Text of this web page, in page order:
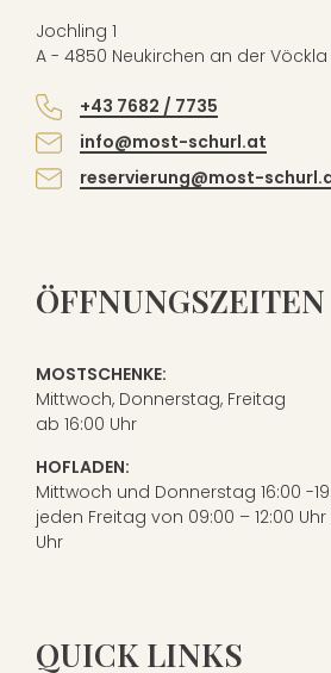
Räumlichkeiten
Jochling 1
A - 4850 Neukirchen an der Vöckla
+43 7682 / 7735
info@most-schurl.at
reservierung@most-
ÖFFNUNGSZEITEN
MOSTSCHENKE:
Mittwoch, Donnerstag, Freitag
ab 16:00 Uhr
HOFLADEN:
Mittwoch und Donnerstag 16:00 -
jeden Freitag von 09:00 – 12:00 Uhr
Uhr
QUICK LINKS